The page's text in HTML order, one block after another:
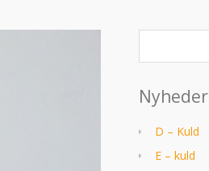
Nyheder
D – Kuld
E – kuld